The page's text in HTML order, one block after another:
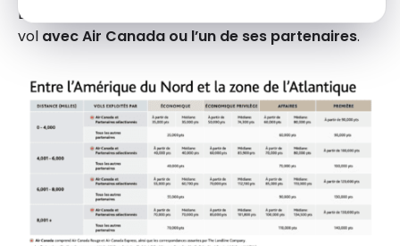
Et le coût en points est différent en fonction d’un
vol avec Air Canada ou l’un de ses partenaires.